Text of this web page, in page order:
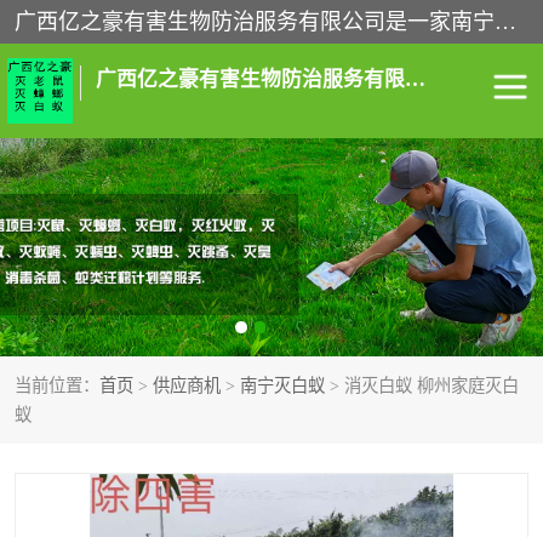
广西亿之豪有害生物防治服务有限公司是一家南宁灭鼠公司、灭蟑螂公司，南宁杀虫公司，南宁除虫公司，南宁灭跳蚤公司，南宁灭白蚁公司，南宁除四害公司,广西亿之豪有害生物防治服务有限公司专业灭蟑螂,除臭虫,其他害虫,服务上门,安全环保,售后保障,一次消杀，竭诚为您服务.
广西亿之豪有害生物防治服务有限公司
当前位置： 首页 > 供应商机 > 南宁灭白蚁 > 消灭白蚁 柳州家庭灭白
蚁
南宁灭白蚁 南宁灭老鼠
南宁灭蟑螂 南宁杀虫
南宁除四害 南宁消杀
南宁除虫公司